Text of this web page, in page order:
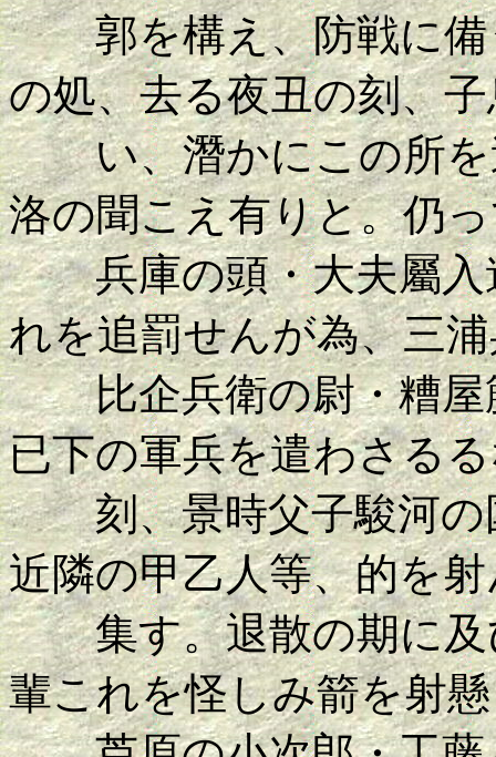
郭を構え、防戦に備
の処、去る夜丑の刻、
い、潛かにこの所を
洛の聞こえ有りと。仍
兵庫の頭・大夫屬入
れを追罰せんが為、三
比企兵衛の尉・糟屋
已下の軍兵を遣わさる
刻、景時父子駿河の
近隣の甲乙人等、的を
集す。退散の期に及
輩これを怪しみ箭を射